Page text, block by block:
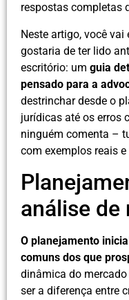
respostas completas
Neste artigo, você
gostaria de ter lido
escritório: um guia
pensado para a
destrinchar desde o
jurídicas até os erros
ninguém comenta –
com exemplos reais
análise de
O planejamento
comuns dos que
dinâmica do
ser a diferença entre